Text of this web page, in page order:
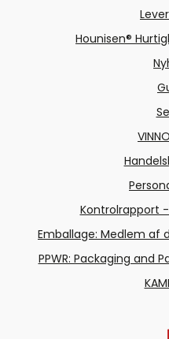
Hounisen®
Kontrolrapport
Emballage: Medlem af
PPWR: Packaging and